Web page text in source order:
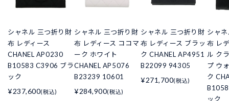
シャネル 三つ折り財
布 レディース
CHANEL AP0230
B10583 C3906 ブラ
ック
¥237,600(税込)
シャネル 三つ折り財
布 レディース ココマ
ーク ホワイト
CHANEL AP5076
B23239 10601
¥284,900(税込)
シャネル 三つ折り財
布 レディース ブラッ
ク CHANEL AP4951
B22099 94305
¥271,700(税込)
シャ
布 レ
ル ク
プ ウ
ク
ック